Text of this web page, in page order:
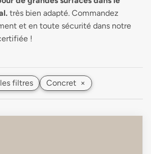
très bien adapté. Commandez
et en toute sécurité dans notre
!
filtres Concret ×